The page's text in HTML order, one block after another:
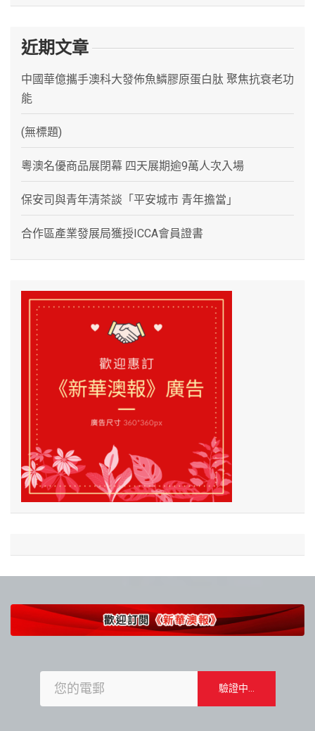
近期文章
中國華億攜手澳科大發佈魚鱗膠原蛋白肽 聚焦抗衰老功
能
(無標題)
粵澳名優商品展閉幕 四天展期逾9萬人次入場
保安司與青年清茶談「平安城市 青年擔當」
合作區產業發展局獲授ICCA會員證書